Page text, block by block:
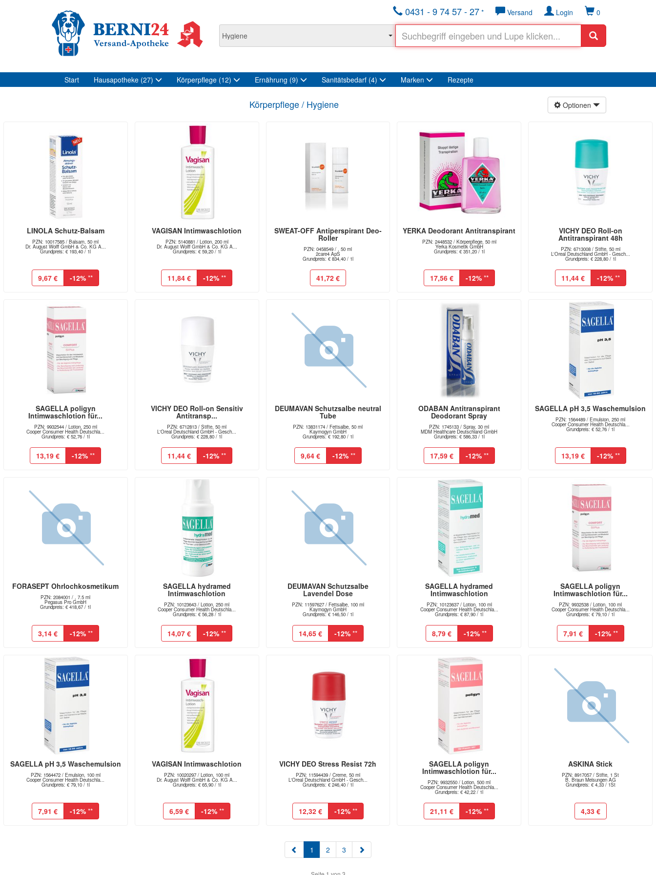
0
Login
Versand
0431 - 9 74 57 - 27 *
Start Hausapotheke (27) Körperpflege (12) Ernährung (9) Sanitätsbedarf (4) Marken Rezepte
Optionen
Körperpflege / Hygiene
LINOLA Schutz-Balsam
PZN: 10017585 / Balsam, 50 ml
Dr. August Wolff GmbH & Co. KG A...
Grundpreis: € 193,40 / 1l
9,67 € -12% **
VAGISAN Intimwaschlotion
PZN: 5140881 / Lotion, 200 ml
Dr. August Wolff GmbH & Co. KG A...
Grundpreis: € 59,20 / 1l
11,84 € -12% **
SWEAT-OFF Antiperspirant Deo-
Roller
PZN: 0458549 / , 50 ml
2care4 ApS
Grundpreis: € 834,40 / 1l
41,72 €
YERKA Deodorant Antitranspirant
PZN: 2448532 / Körperpflege, 50 ml
Yerka Kosmetik GmbH
Grundpreis: € 351,20 / 1l
17,56 € -12%**
VICHY DEO Roll-on
Antitranspirant 48h
PZN: 6713008 / Stifte, 50 ml
L'Oreal Deutschland GmbH - Gesch...
Grundpreis: € 228,80 / 1l
11,44 € -12%**
SAGELLA poligyn
Intimwaschlotion für...
PZN: 9932544 / Lotion, 250 ml
Cooper Consumer Health Deutschla...
Grundpreis: € 52,76 / 1l
13,19 € -12% **
VICHY DEO Roll-on Sensitiv
Antitransp...
PZN: 6712813 / Stifte, 50 ml
L'Oreal Deutschland GmbH - Gesch...
Grundpreis: € 228,80 / 1l
11,44 € -12% **
DEUMAVAN Schutzsalbe neutral
Tube
PZN: 13831174 / Fettsalbe, 50 ml
Kaymogyn GmbH
Grundpreis: € 192,80 / 1l
9,64 € -12%**
ODABAN Antitranspirant
Deodorant Spray
PZN: 1745133 / Spray, 30 ml
MDM Healthcare Deutschland GmbH
Grundpreis: € 586,33 / 1l
17,59 € -12%**
SAGELLA pH 3,5 Waschemulsion
PZN: 1564489 / Emulsion, 250 ml
Cooper Consumer Health Deutschla...
Grundpreis: € 52,76 / 1l
13,19 € -12%**
FORASEPT Ohrlochkosmetikum
PZN: 2084001 / , 7.5 ml
Pegasus Pro GmbH
Grundpreis: € 418,67 / 1l
3,14 € -12% **
SAGELLA hydramed
Intimwaschlotion
PZN: 10123643 / Lotion, 250 ml
Cooper Consumer Health Deutschla...
Grundpreis: € 56,28 / 1l
14,07 € -12% **
DEUMAVAN Schutzsalbe
Lavendel Dose
PZN: 11597627 / Fettsalbe, 100 ml
Kaymogyn GmbH
Grundpreis: € 146,50 / 1l
14,65 € -12%**
SAGELLA hydramed
Intimwaschlotion
PZN: 10123637 / Lotion, 100 ml
Cooper Consumer Health Deutschla...
Grundpreis: € 87,90 / 1l
8,79 € -12%**
SAGELLA poligyn
Intimwaschlotion für...
PZN: 9932538 / Lotion, 100 ml
Cooper Consumer Health Deutschla...
Grundpreis: € 79,10 / 1l
7,91 € -12%**
SAGELLA pH 3,5 Waschemulsion
PZN: 1564472 / Emulsion, 100 ml
Cooper Consumer Health Deutschla...
Grundpreis: € 79,10 / 1l
7,91 € -12% **
VAGISAN Intimwaschlotion
PZN: 10020297 / Lotion, 100 ml
Dr. August Wolff GmbH & Co. KG A...
Grundpreis: € 65,90 / 1l
6,59 € -12% **
VICHY DEO Stress Resist 72h
PZN: 11594439 / Creme, 50 ml
L'Oreal Deutschland GmbH - Gesch...
Grundpreis: € 246,40 / 1l
12,32 € -12%**
SAGELLA poligyn
Intimwaschlotion für...
PZN: 9932550 / Lotion, 500 ml
Cooper Consumer Health Deutschla...
Grundpreis: € 42,22 / 1l
21,11 € -12%**
ASKINA Stick
PZN: 8917057 / Stifte, 1 St
B. Braun Melsungen AG
Grundpreis: € 4,33 / 1St
4,33 €
1 (aktuell)
2 3